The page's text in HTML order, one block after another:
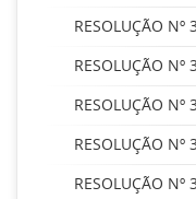
RESOLUÇÃO Nº
RESOLUÇÃO Nº
RESOLUÇÃO Nº
RESOLUÇÃO Nº
RESOLUÇÃO Nº